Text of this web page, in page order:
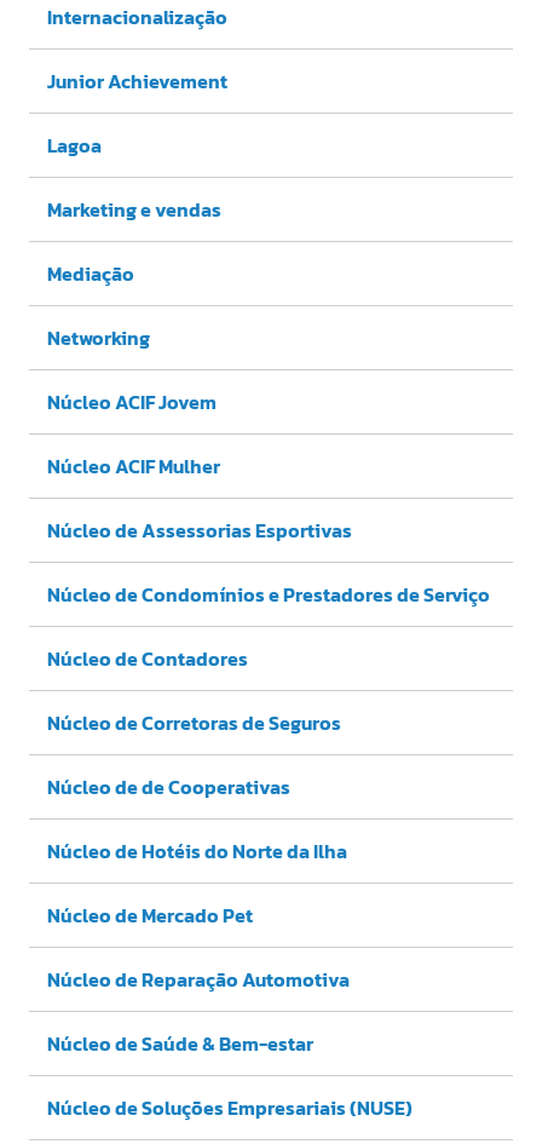
Internacionalização
Junior Achievement
Lagoa
Marketing e vendas
Mediação
Networking
Núcleo ACIF Jovem
Núcleo ACIF Mulher
Núcleo de Assessorias Esportivas
Núcleo de Condomínios e Prestadores de Serviço
Núcleo de Contadores
Núcleo de Corretoras de Seguros
Núcleo de de Cooperativas
Núcleo de Hotéis do Norte da Ilha
Núcleo de Mercado Pet
Núcleo de Reparação Automotiva
Núcleo de Saúde & Bem-estar
Núcleo de Soluções Empresariais (NUSE)